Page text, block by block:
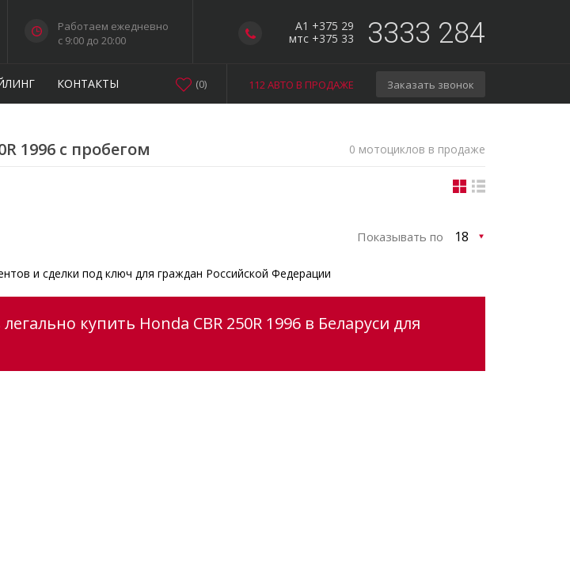
A1 +375 29
мтс +375 33
3333 284
Работаем ежедневно
c 9:00 до 20:00
КОНТАКТЫ 112 АВТО В ПРОДАЖЕ Заказать звонок
(0)
1996 с пробегом 0 мотоциклов в продаже
Показывать по
и сделки под ключ для граждан Российской Федерации
купить Honda CBR 250R 1996 в Беларуси для